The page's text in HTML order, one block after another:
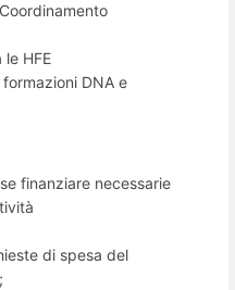
HFE
DNA e
finanziare necessarie
di spesa del